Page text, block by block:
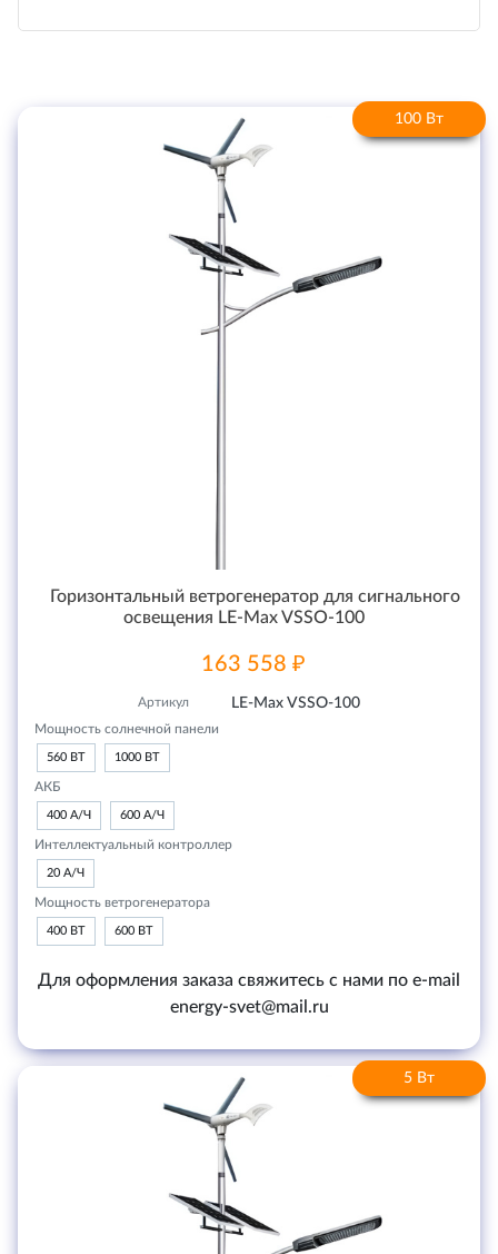
100 Вт
Горизонтальный ветрогенератор для сигнального
освещения LE-Max VSSO-100
163 558 ₽
Артикул LE-Max VSSO-100
Мощность солнечной панели
560 ВТ 1000 ВТ
АКБ
400 А/Ч 600 А/Ч
Интеллектуальный контроллер
20 А/Ч
Мощность ветрогенератора
400 ВТ 600 ВТ
Для оформления заказа свяжитесь с нами по e-mail
energy-svet@mail.ru
5 Вт